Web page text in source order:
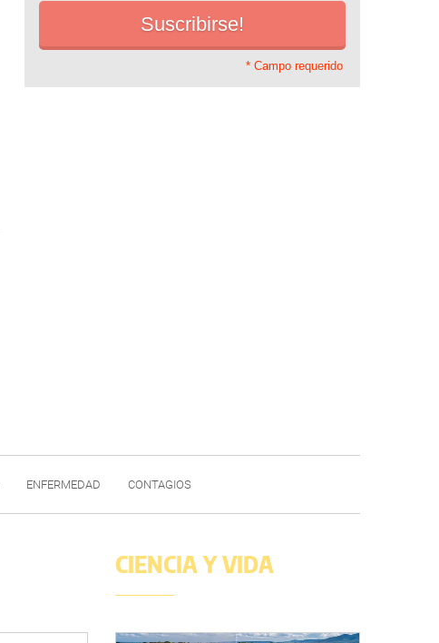
* Campo requerido
ENFERMEDAD CONTAGIOS
CIENCIA Y VIDA